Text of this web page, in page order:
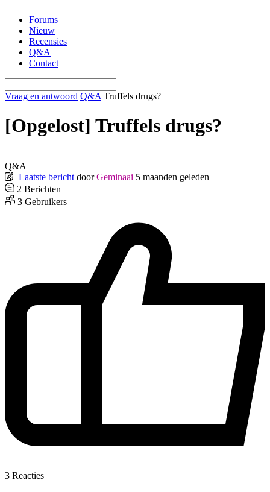
naar
inhoud
Forums
Nieuw
Recensies
Q&A
Contact
Vraag en antwoord Q&A Truffels drugs?
[Opgelost] Truffels drugs?
Q&A
Laatste bericht door Geminaai 5 maanden geleden
2 Berichten
3 Gebruikers
3 Reacties